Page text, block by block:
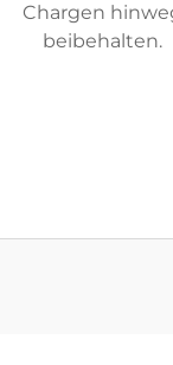
Chargen
beibehalten.